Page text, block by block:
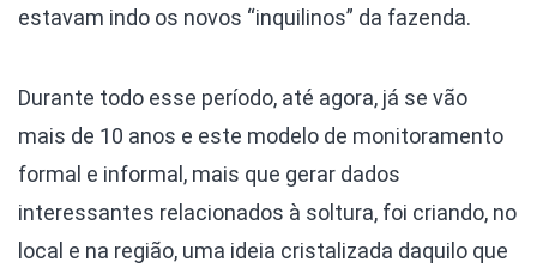
estavam indo os novos “inquilinos” da fazenda.
Durante todo esse período, até agora, já se vão
mais de 10 anos e este modelo de monitoramento
formal e informal, mais que gerar dados
interessantes relacionados à soltura, foi criando, no
local e na região, uma ideia cristalizada daquilo que